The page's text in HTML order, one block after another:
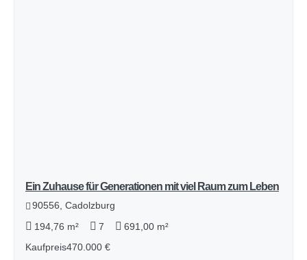
Ein Zuhause für Generationen mit viel Raum zum Leben
90556, Cadolzburg
194,76 m²
7
691,00 m²
Kaufpreis470.000 €